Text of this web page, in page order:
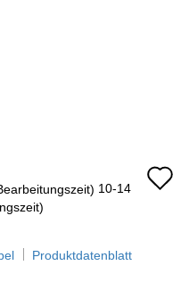
10-14
Produktdatenblatt